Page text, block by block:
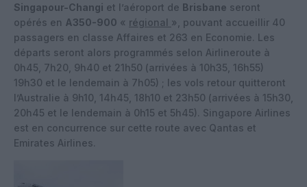
Singapour-Changi et l’aéroport de Brisbane seront
opérés en A350-900 « régional », pouvant accueillir 40
passagers en classe Affaires et 263 en Economie. Les
départs seront alors programmés selon Airlineroute à
0h45, 7h20, 9h40 et 21h50 (arrivées à 10h35, 16h55)
19h30 et le lendemain à 7h05) ; les vols retour quitteront
l’Australie à 9h10, 14h45, 18h10 et 23h50 (arrivées à 15h30,
20h45 et le lendemain à 0h15 et 5h45). Singapore Airlines
est en concurrence sur cette route avec Qantas et
Emirates Airlines.